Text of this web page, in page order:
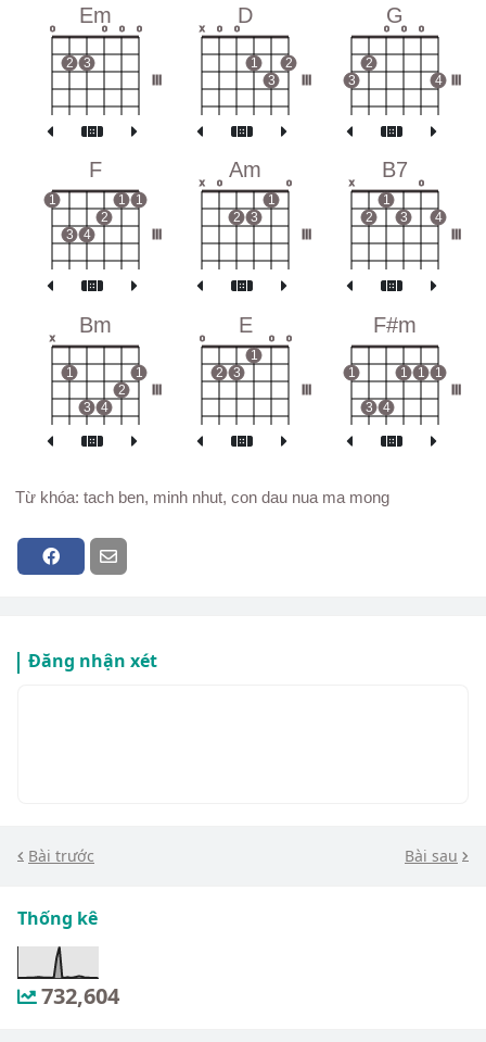
Em
o
2 3
o o o
D
x o o
1
3
2
G
3
2
o o o
4
F
1
3 4
2
1 1
Am
x o
2 3
1
o
B7
x
2
1
3
o
4
Bm
x
1
3 4
2
1
E
o
2 3
1
o o
F#m
1
3 4
1 1 1
Từ khóa: tach ben, minh nhut, con dau nua ma mong
Đăng nhận xét
Bài trước Bài sau
Thống kê
732,604